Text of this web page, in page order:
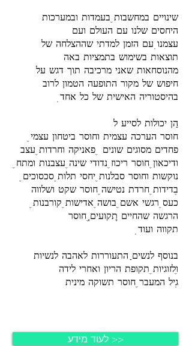
שינויים במחשבות, בעמדות ובמערכות
היחסים שלנו עם העולם ועם
עצמנו. עם הזמן למדתי שההצלחה של
תוצאות בשימוש בתמציות באה
מהנוסחאות שאני מרכיבה תוך דגש על
חיפוש של מקור התופעה הטמון לרוב
.בהיסטוריה האישית של כל אחד
חוסר הערכה עצמית וחוסר ביטחון עצמי,
פחדים מסוגים שונים , פאניקה וחרדות, עצב
ודיכאון, חוסר ריכוז, נדודי שינה, עצבנות ומתח,
נוקשות וחוסר סבלנות, יחסי תלות, סכסוכים,
כעס, רגשי אשם, בושה, אדישות, קורבנות,
הרגשה שהחיים "תקועים", חוסר
.תקווה ועוד
בנוסף לנשים: התעוררות לאהבה לנשיות
לעוד מידע >>